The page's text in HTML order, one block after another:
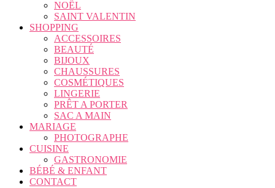
NOËL
SAINT VALENTIN
SHOPPING
ACCESSOIRES
BEAUTÉ
BIJOUX
CHAUSSURES
COSMÉTIQUES
LINGERIE
PRÊT A PORTER
SAC A MAIN
MARIAGE
PHOTOGRAPHE
CUISINE
GASTRONOMIE
BÉBÉ & ENFANT
CONTACT